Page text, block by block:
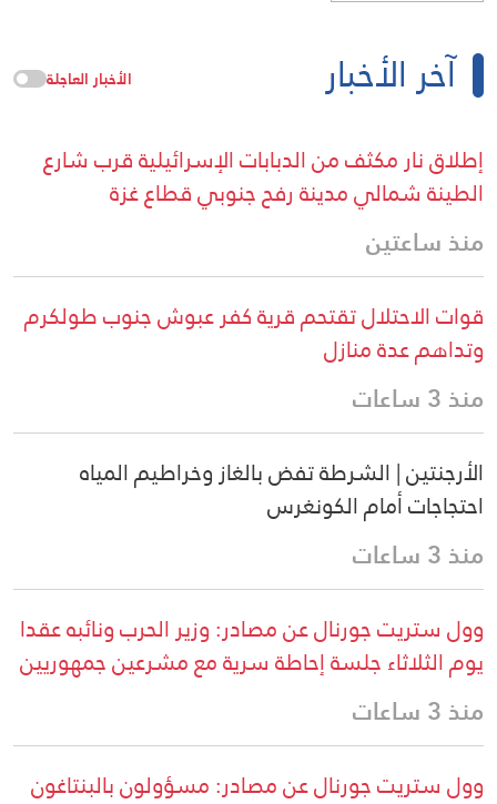
آخر الأخبار الأخبار العاجلة
إطلاق نار مكثف من الدبابات الإسرائيلية قرب شارع
الطينة شمالي مدينة رفح جنوبي قطاع غزة
منذ ساعتين
قوات الاحتلال تقتحم قرية كفر عبوش جنوب طولكرم
وتداهم عدة منازل
منذ 3 ساعات
الأرجنتين | الشرطة تفض بالغاز وخراطيم المياه
احتجاجات أمام الكونغرس
منذ 3 ساعات
وول ستريت جورنال عن مصادر: وزير الحرب ونائبه عقدا
يوم الثلاثاء جلسة إحاطة سرية مع مشرعين جمهوريين
منذ 3 ساعات
وول ستريت جورنال عن مصادر: مسؤولون بالبنتاغون